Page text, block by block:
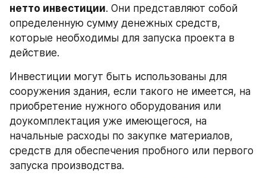
нетто инвестиции. Они представляют собой
определенную сумму денежных средств,
которые необходимы для запуска проекта в
действие.
Инвестиции могут быть использованы для
сооружения здания, если такого не имеется, на
приобретение нужного оборудования или
доукомплектация уже имеющегося, на
начальные расходы по закупке материалов,
средств для обеспечения пробного или первого
запуска производства.